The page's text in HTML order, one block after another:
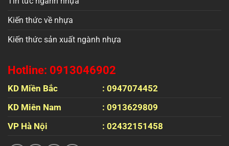
Kiến thức về nhựa
Kiến thức sản xuất ngành nhựa
Hotline: 0913046902
KD Miền Bắc
: 0947074452
KD Miên Nam
: 0913629809
VP Hà Nội
: 02432151458